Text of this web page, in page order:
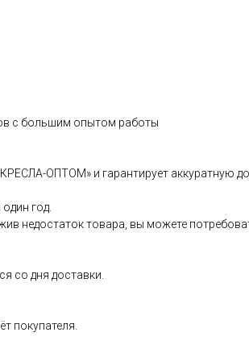
с большим опытом работы
ОПТОМ» и гарантирует аккуратную
год.
недостаток товара, вы можете
со дня доставки.
покупателя.